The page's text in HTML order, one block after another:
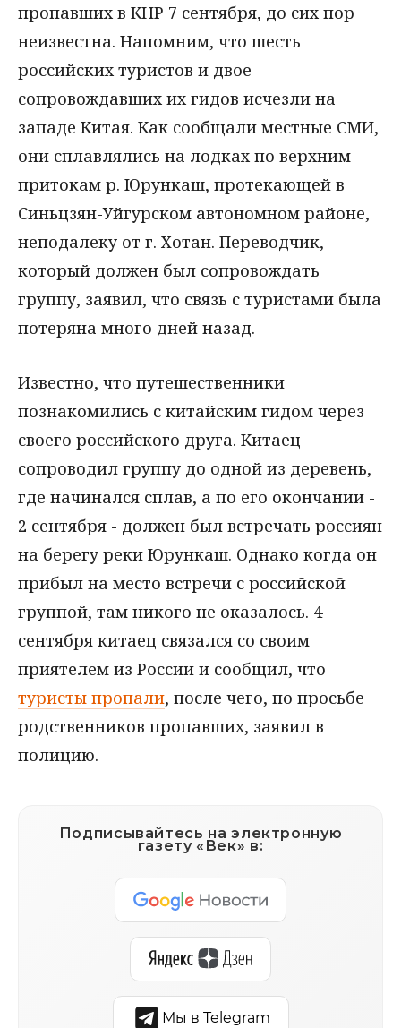
пропавших в КНР 7 сентября, до сих пор
неизвестна. Напомним, что шесть
российских туристов и двое
сопровождавших их гидов исчезли на
западе Китая. Как сообщали местные СМИ,
они сплавлялись на лодках по верхним
притокам р. Юрункаш, протекающей в
Синьцзян-Уйгурском автономном районе,
неподалеку от г. Хотан. Переводчик,
который должен был сопровождать
группу, заявил, что связь с туристами была
потеряна много дней назад.
Известно, что путешественники
познакомились с китайским гидом через
своего российского друга. Китаец
сопроводил группу до одной из деревень,
где начинался сплав, а по его окончании -
2 сентября - должен был встречать россиян
на берегу реки Юрункаш. Однако когда он
прибыл на место встречи с российской
группой, там никого не оказалось. 4
сентября китаец связался со своим
приятелем из России и сообщил, что
туристы пропали, после чего, по просьбе
родственников пропавших, заявил в
полицию.
Подписывайтесь на электронную
газету «Век» в:
Мы в Telegram